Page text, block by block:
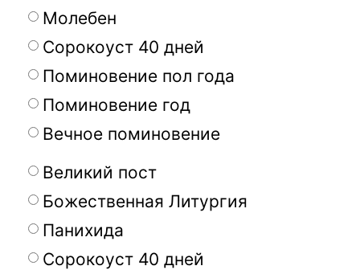
Молебен
Сорокоуст 40 дней
Поминовение пол года
Поминовение год
Вечное поминовение
Великий пост
Божественная Литургия
Панихида
Сорокоуст 40 дней